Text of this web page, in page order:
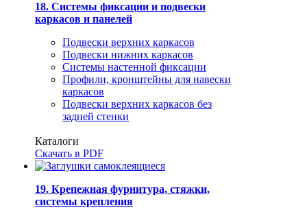
18. Системы фиксации и подвески
каркасов и панелей
Подвески верхних каркасов
Подвески нижних каркасов
Системы настенной фиксации
Профили, кронштейны для навески
каркасов
Подвески верхних каркасов без
задней стенки
Каталоги
Скачать в PDF
19. Крепежная фурнитура, стяжки,
системы крепления